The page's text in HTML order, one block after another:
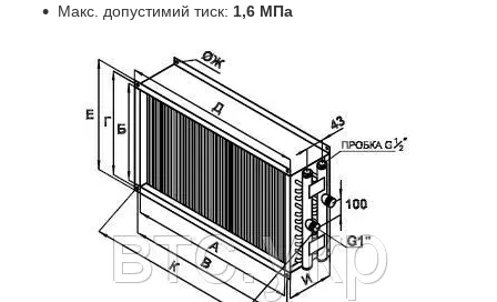
Макс. допустимий тиск: 1,6 МПа